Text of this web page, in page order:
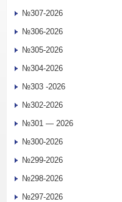
№307-2026
№306-2026
№305-2026
№304-2026
№303 -2026
№302-2026
№301 — 2026
№300-2026
№299-2026
№298-2026
№297-2026